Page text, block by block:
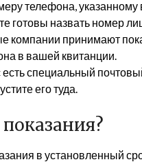
телефона,
готовы назвать номер
компании принимают
в вашей квитанции.
специальный
его туда.
в установленный